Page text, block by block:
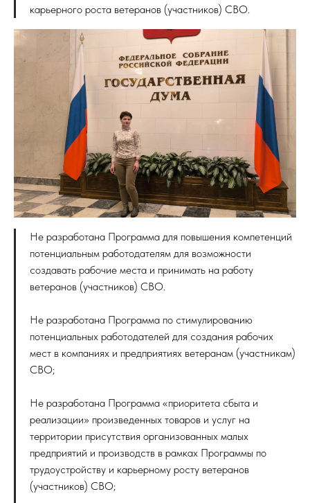
карьерного роста ветеранов (участников) СВО.
Не разработана Программа для повышения компетенций
потенциальным работодателям для возможности
создавать рабочие места и принимать на работу
ветеранов (участников) СВО.
Не разработана Программа по стимулированию
потенциальных работодателей для создания рабочих
мест в компаниях и предприятиях ветеранам (участникам)
СВО;
Не разработана Программа «приоритета сбыта и
реализации» произведенных товаров и услуг на
территории присутствия организованных малых
предприятий и производств в рамках Программы по
трудоустройству и карьерному росту ветеранов
(участников) СВО;